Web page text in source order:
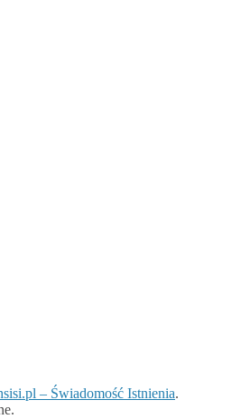
– Świadomość Istnienia.